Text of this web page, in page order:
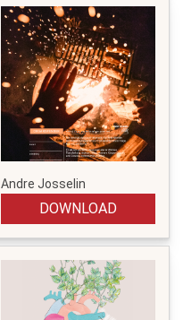
Andre Josselin
DOWNLOAD